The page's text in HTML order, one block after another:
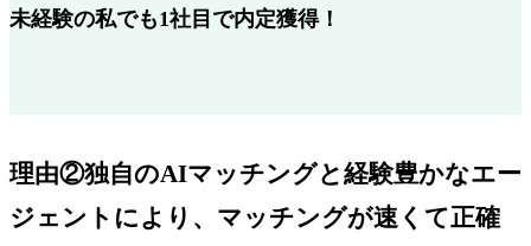
未経験の私でも1社目で内定獲得！
理由②独自のAIマッチングと経験豊かなエー
ジェントにより、 マッチングが速くて正確